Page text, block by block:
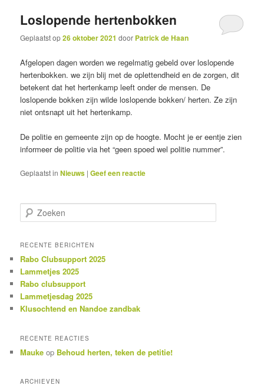
inhoud
inhoud
Loslopende hertenbokken
Geplaatst op26 oktober 2021 door Patrick de Haan
Afgelopen dagen worden we regelmatig gebeld over loslopende
hertenbokken. we zijn blij met de oplettendheid en de zorgen, dit
betekent dat het hertenkamp leeft onder de mensen. De
loslopende bokken zijn wilde loslopende bokken/ herten. Ze zijn
niet ontsnapt uit het hertenkamp.
De politie en gemeente zijn op de hoogte. Mocht je er eentje zien
informeer de politie via het “geen spoed wel politie nummer”.
Geplaatst in Nieuws |Geef een reactie
o
k
n
RECENTE BERICHTEN
Rabo Clubsupport 2025
Lammetjes 2025
Rabo clubsupport
Lammetjesdag 2025
Klusochtend en Nandoe zandbak
RECENTE REACTIES
Mauke op Behoud herten, teken de petitie!
ARCHIEVEN